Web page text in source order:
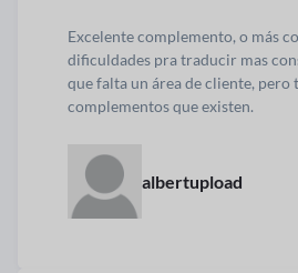
Excelente complemento, o más
dificuldades pra traducir mas
que falta un área de cliente, pero
complementos que existen.
albertupload